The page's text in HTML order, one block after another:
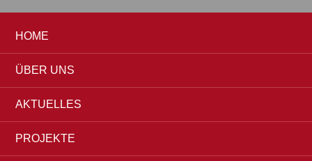
HOME
ÜBER UNS
AKTUELLES
PROJEKTE